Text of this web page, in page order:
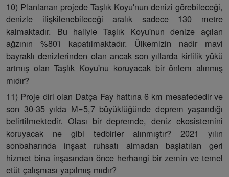
10) Planlanan projede Taşlık Koyu'nun denizi görebileceği,
denizle ilişkilenebileceği aralık sadece 130 metre
kalmaktadır. Bu haliyle Taşlık Koyu'nun denize açılan
ağzının %80'i kapatılmaktadır. Ülkemizin nadir mavi
bayraklı denizlerinden olan ancak son yıllarda kirlilik yükü
artmış olan Taşlık Koyu'nu koruyacak bir önlem alınmış
mıdır?
11) Proje diri olan Datça Fay hattına 6 km mesafededir ve
son 30-35 yılda M=5,7 büyüklüğünde deprem yaşandığı
belirtilmektedir. Olası bir depremde, deniz ekosistemini
koruyacak ne gibi tedbirler alınmıştır? 2021 yılın
sonbaharında inşaat ruhsatı almadan başlatılan geri
hizmet bina inşasından önce herhangi bir zemin ve temel
etüt çalışması yapılmış mıdır?